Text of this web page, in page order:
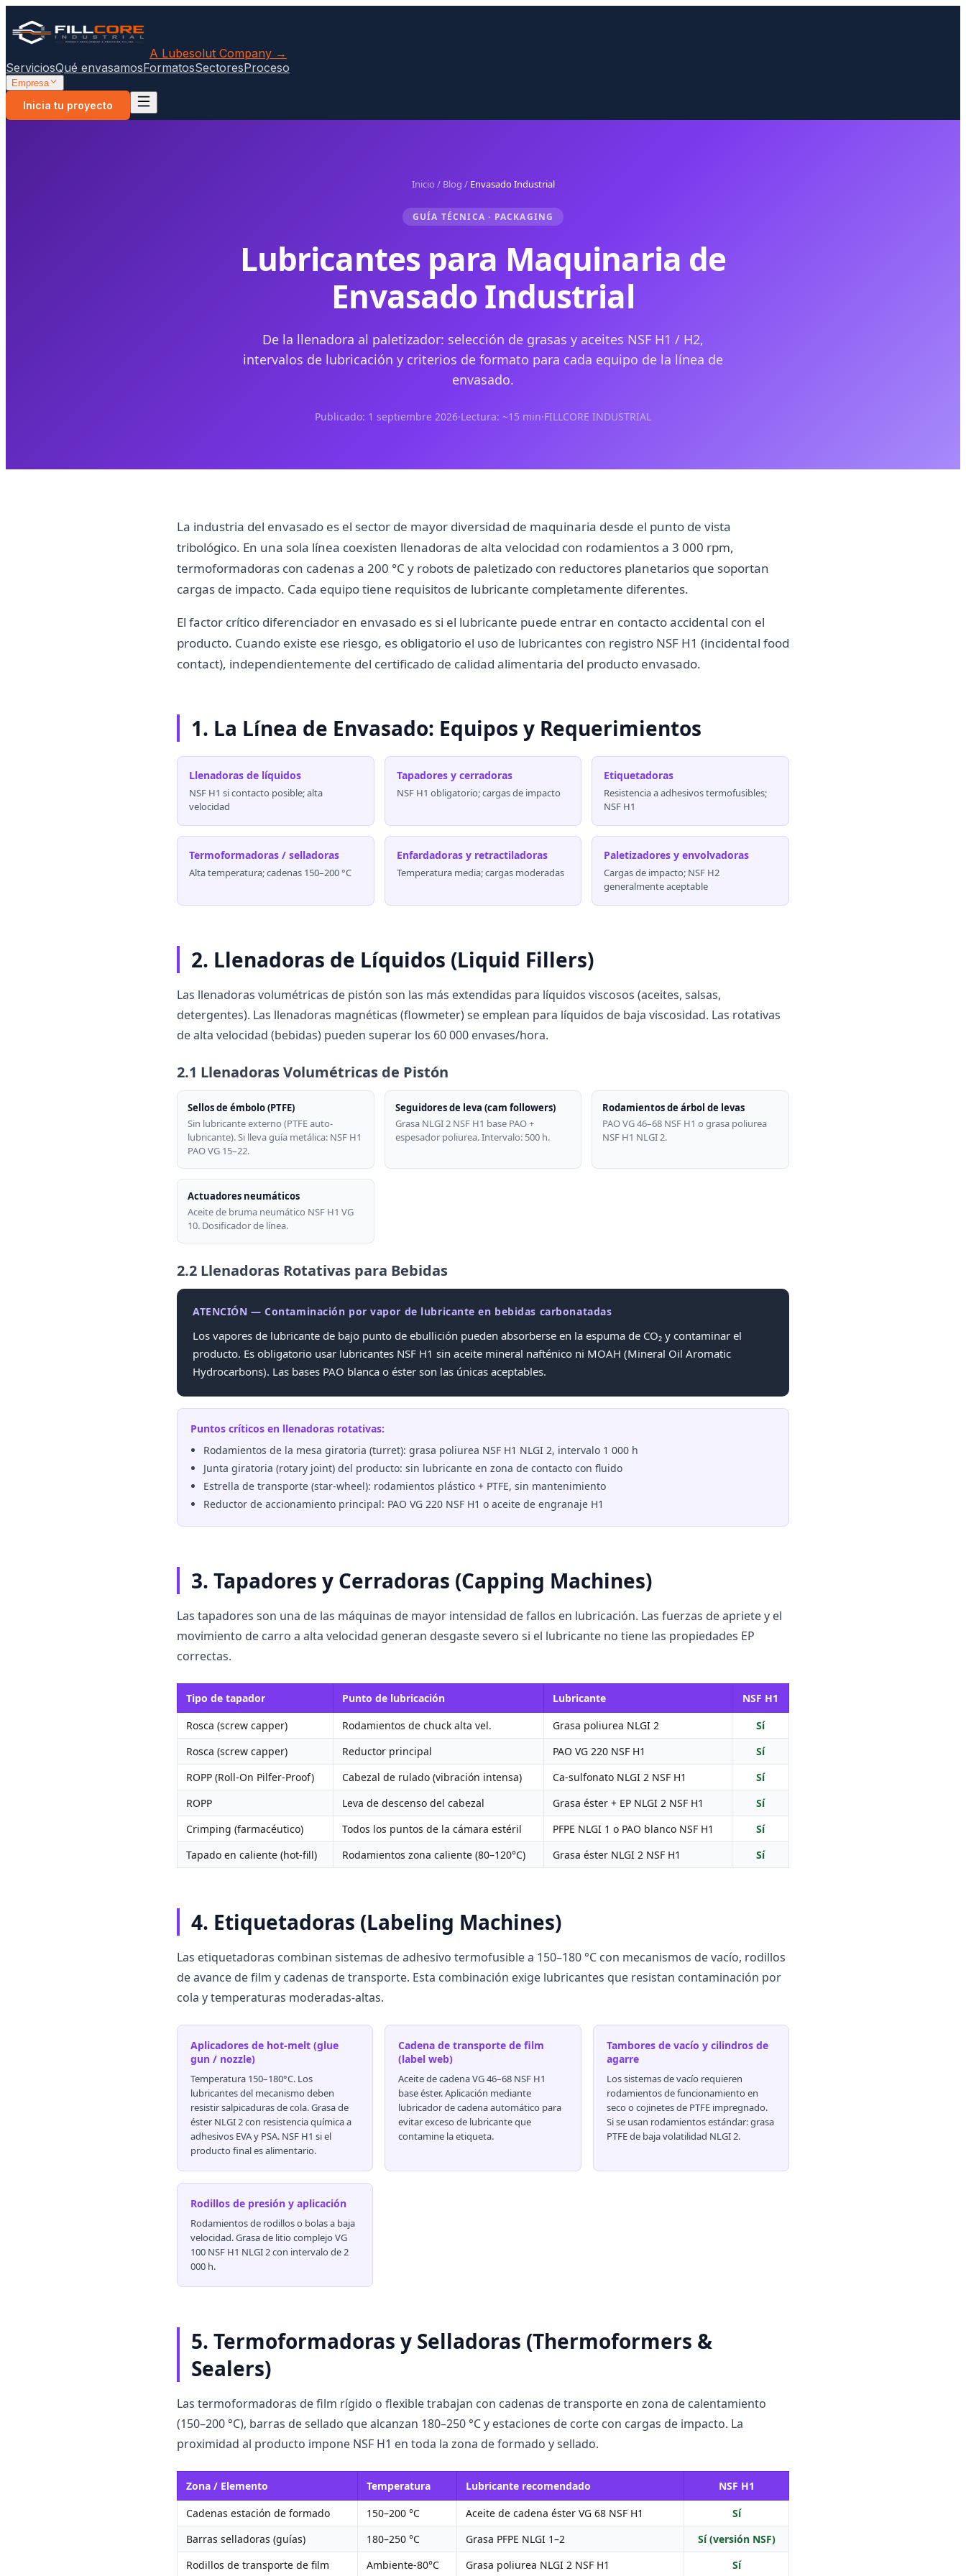
A Lubesolut Company →
ServiciosQué envasamosFormatosSectoresProceso
Empresa
Inicia tu proyecto
Inicio / Blog / Envasado Industrial
GUÍA TÉCNICA · PACKAGING
Lubricantes para Maquinaria de
Envasado Industrial
De la llenadora al paletizador: selección de grasas y aceites NSF H1 / H2,
intervalos de lubricación y criterios de formato para cada equipo de la línea de
envasado.
Publicado: 1 septiembre 2026·Lectura: ~15 min·FILLCORE INDUSTRIAL
La industria del envasado es el sector de mayor diversidad de maquinaria desde el punto de vista
tribológico. En una sola línea coexisten llenadoras de alta velocidad con rodamientos a 3 000 rpm,
termoformadoras con cadenas a 200 °C y robots de paletizado con reductores planetarios que soportan
cargas de impacto. Cada equipo tiene requisitos de lubricante completamente diferentes.
El factor crítico diferenciador en envasado es si el lubricante puede entrar en contacto accidental con el
producto. Cuando existe ese riesgo, es obligatorio el uso de lubricantes con registro NSF H1 (incidental food
contact), independientemente del certificado de calidad alimentaria del producto envasado.
1. La Línea de Envasado: Equipos y Requerimientos
Llenadoras de líquidos
NSF H1 si contacto posible; alta
velocidad
Tapadores y cerradoras
NSF H1 obligatorio; cargas de impacto
Etiquetadoras
Resistencia a adhesivos termofusibles;
NSF H1
Termoformadoras / selladoras
Alta temperatura; cadenas 150–200 °C
Enfardadoras y retractiladoras
Temperatura media; cargas moderadas
Paletizadores y envolvadoras
Cargas de impacto; NSF H2
generalmente aceptable
2. Llenadoras de Líquidos (Liquid Fillers)
Las llenadoras volumétricas de pistón son las más extendidas para líquidos viscosos (aceites, salsas,
detergentes). Las llenadoras magnéticas (flowmeter) se emplean para líquidos de baja viscosidad. Las rotativas
de alta velocidad (bebidas) pueden superar los 60 000 envases/hora.
2.1 Llenadoras Volumétricas de Pistón
Sellos de émbolo (PTFE)
Sin lubricante externo (PTFE auto-
lubricante). Si lleva guía metálica: NSF H1
PAO VG 15–22.
Seguidores de leva (cam followers)
Grasa NLGI 2 NSF H1 base PAO +
espesador poliurea. Intervalo: 500 h.
Rodamientos de árbol de levas
PAO VG 46–68 NSF H1 o grasa poliurea
NSF H1 NLGI 2.
Actuadores neumáticos
Aceite de bruma neumático NSF H1 VG
10. Dosificador de línea.
2.2 Llenadoras Rotativas para Bebidas
ATENCIÓN — Contaminación por vapor de lubricante en bebidas carbonatadas
Los vapores de lubricante de bajo punto de ebullición pueden absorberse en la espuma de CO₂ y contaminar el
producto. Es obligatorio usar lubricantes NSF H1 sin aceite mineral nafténico ni MOAH (Mineral Oil Aromatic
Hydrocarbons). Las bases PAO blanca o éster son las únicas aceptables.
Puntos críticos en llenadoras rotativas:
Rodamientos de la mesa giratoria (turret): grasa poliurea NSF H1 NLGI 2, intervalo 1 000 h
Junta giratoria (rotary joint) del producto: sin lubricante en zona de contacto con fluido
Estrella de transporte (star-wheel): rodamientos plástico + PTFE, sin mantenimiento
Reductor de accionamiento principal: PAO VG 220 NSF H1 o aceite de engranaje H1
3. Tapadores y Cerradoras (Capping Machines)
Las tapadores son una de las máquinas de mayor intensidad de fallos en lubricación. Las fuerzas de apriete y el
movimiento de carro a alta velocidad generan desgaste severo si el lubricante no tiene las propiedades EP
correctas.
Tipo de tapador Punto de lubricación Lubricante
NSF H1
Rosca (screw capper)
Rodamientos de chuck alta vel. Grasa poliurea NLGI 2
Sí
Rosca (screw capper)
Reductor principal PAO VG 220 NSF H1
Sí
ROPP (Roll-On Pilfer-Proof)
Cabezal de rulado (vibración intensa) Ca-sulfonato NLGI 2 NSF H1
Sí
ROPP
Leva de descenso del cabezal Grasa éster + EP NLGI 2 NSF H1
Sí
Crimping (farmacéutico)
Todos los puntos de la cámara estéril PFPE NLGI 1 o PAO blanco NSF H1
Sí
Tapado en caliente (hot-fill)
Rodamientos zona caliente (80–120°C) Grasa éster NLGI 2 NSF H1 Sí
4. Etiquetadoras (Labeling Machines)
Las etiquetadoras combinan sistemas de adhesivo termofusible a 150–180 °C con mecanismos de vacío, rodillos
de avance de film y cadenas de transporte. Esta combinación exige lubricantes que resistan contaminación por
cola y temperaturas moderadas-altas.
Aplicadores de hot-melt (glue
gun / nozzle)
Temperatura 150–180°C. Los
lubricantes del mecanismo deben
resistir salpicaduras de cola. Grasa de
éster NLGI 2 con resistencia química a
adhesivos EVA y PSA. NSF H1 si el
producto final es alimentario.
Cadena de transporte de film
(label web)
Aceite de cadena VG 46–68 NSF H1
base éster. Aplicación mediante
lubricador de cadena automático para
evitar exceso de lubricante que
contamine la etiqueta.
Tambores de vacío y cilindros de
agarre
Los sistemas de vacío requieren
rodamientos de funcionamiento en
seco o cojinetes de PTFE impregnado.
Si se usan rodamientos estándar: grasa
PTFE de baja volatilidad NLGI 2.
Rodillos de presión y aplicación
Rodamientos de rodillos o bolas a baja
velocidad. Grasa de litio complejo VG
100 NSF H1 NLGI 2 con intervalo de 2
000 h.
5. Termoformadoras y Selladoras (Thermoformers &
Sealers)
Las termoformadoras de film rígido o flexible trabajan con cadenas de transporte en zona de calentamiento
(150–200 °C), barras de sellado que alcanzan 180–250 °C y estaciones de corte con cargas de impacto. La
proximidad al producto impone NSF H1 en toda la zona de formado y sellado.
Zona / Elemento Temperatura Lubricante recomendado
NSF H1
Cadenas estación de formado
150–200 °C Aceite de cadena éster VG 68 NSF H1
Sí
Barras selladoras (guías)
180–250 °C Grasa PFPE NLGI 1–2
Sí (versión NSF)
Rodillos de transporte de film
Ambiente-80°C Grasa poliurea NLGI 2 NSF H1 Sí